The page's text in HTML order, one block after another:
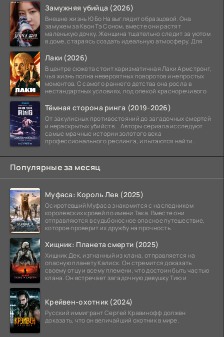
Замужняя убийца (2026)
Внешне жизнь Ю Бо На выглядит образцовой. Она
замужем за Квон Тэ Соном, вместе они растят
маленькую дочку. Женщина тщательно следит за уютом
в доме, стараясь создать идеальную атмосферу. Для
Лаки (2026)
В центре сюжета стоит харизматичная Лаки Армстронг,
чья жизнь полна невероятных поворотов и непростых
моментов. С самого раннего детства она росла в
нестандартных условиях, под опекой красноречивого
Тёмная сторона ринга (2019-2026)
От закулисных противостояний до загадочных смертей
и нераскрытых убийств... Авторы сериала исследуют
самые мрачные истории золотого века
профессионального реслинга, и пытаются найти
Популярные за месяц
Муфаса: Король Лев (2025)
Осиротевший Муфаса знакомится с наследником
королевских кровей по имени Така. Вместе они
отправляются в судьбоносное опасное путешествие,
которое проверит их дружбу на прочность.
Хищник: Планета смерти (2025)
Хищник Дек, изгнанный из клана, отправляется на
опасную планету Калиск. Он стремится доказать
своему отцу и всему племени, что достоин быть частью
клана. Он встречает загадочную девушку Тию и
Крейвен-охотник (2024)
Русский иммигрант Сергей Кравинофф должен
доказать, что он величайший охотник в мире.